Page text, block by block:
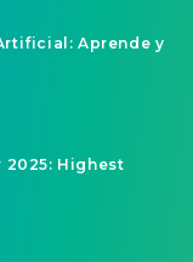
Aprende y
Highest